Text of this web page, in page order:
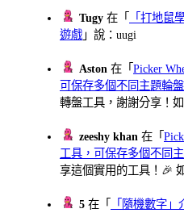
Tugy 在「
「打地鼠
遊戲 」說：uugi
Aston 在「Picker
可保存多個不同主題輪盤
轉盤工具，謝謝分享！如
zeeshy khan 在「
工具，可保存多個不同主
享這個實用的工具！🎉
5 在「
「隨機數字